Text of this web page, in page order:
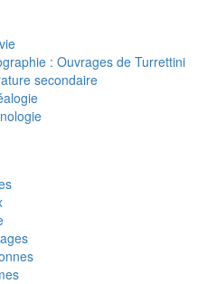
: Ouvrages de Turrettini
secondaire